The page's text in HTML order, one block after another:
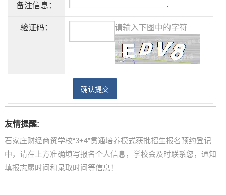
备注信息：
验证码： 请输入下图中的字符
友情提醒:
石家庄财经商贸学校“3+4”贯通培养模式获批招生报名预约登记
中，请在上方准确填写报名个人信息，学校会及时联系您，通知
填报志愿时间和录取时间等信息！